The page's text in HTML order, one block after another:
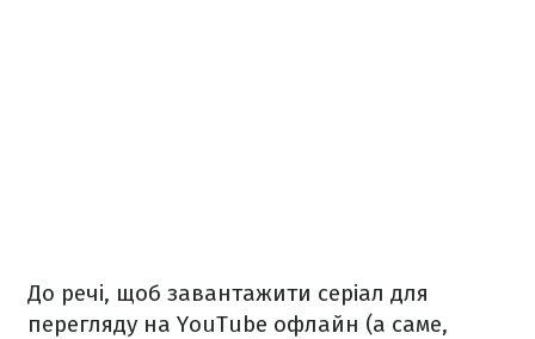
До речі, щоб завантажити серіал для
перегляду на YouTube офлайн (а саме,